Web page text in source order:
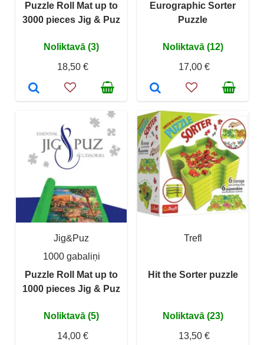
Puzzle Roll Mat up to
3000 pieces Jig & Puz
Noliktavā (3)
18,50 €
Eurographic Sorter
Puzzle
Noliktavā (12)
17,00 €
Jig&Puz
1000 gabaliņi
Puzzle Roll Mat up to
1000 pieces Jig & Puz
Noliktavā (5)
14,00 €
Trefl
Hit the Sorter puzzle
Noliktavā (23)
13,50 €